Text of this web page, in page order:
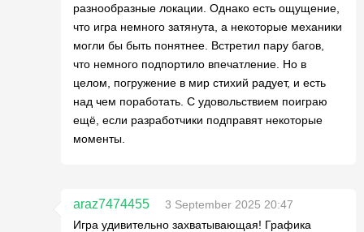
разнообразные локации. Однако есть ощущение,
что игра немного затянута, а некоторые механики
могли бы быть понятнее. Встретил пару багов,
что немного подпортило впечатление. Но в
целом, погружение в мир стихий радует, и есть
над чем поработать. С удовольствием поиграю
ещё, если разработчики подправят некоторые
моменты.
araz7474455
3 September 2025 20:47
Игра удивительно захватывающая! Графика